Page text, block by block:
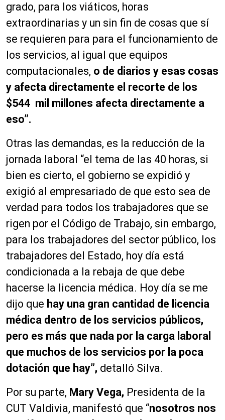
grado, para los viáticos, horas
extraordinarias y un sin fin de cosas que sí
se requieren para para el funcionamiento de
los servicios, al igual que equipos
computacionales, o de diarios y esas cosas
y afecta directamente el recorte de los
$544 mil millones afecta directamente a
eso”.
Otras las demandas, es la reducción de la
jornada laboral “el tema de las 40 horas, si
bien es cierto, el gobierno se expidió y
exigió al empresariado de que esto sea de
verdad para todos los trabajadores que se
rigen por el Código de Trabajo, sin embargo,
para los trabajadores del sector público, los
trabajadores del Estado, hoy día está
condicionada a la rebaja de que debe
hacerse la licencia médica. Hoy día se me
dijo que hay una gran cantidad de licencia
médica dentro de los servicios públicos,
pero es más que nada por la carga laboral
que muchos de los servicios por la poca
dotación que hay”, detalló Silva.
Por su parte, Mary Vega, Presidenta de la
CUT Valdivia, manifestó que “nosotros nos